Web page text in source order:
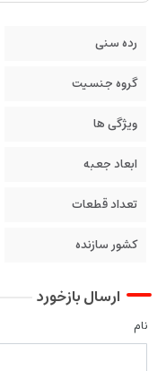
رده سنی
گروه جنسیت
ویژگی ها
ابعاد جعبه
تعداد قطعات
کشور سازنده
ارسال بازخورد
نام